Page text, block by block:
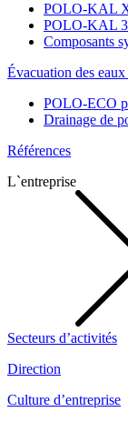
POLO-KAL
POLO-KAL
Composants
Évacuation des eaux
POLO-ECO
Drainage de
Références
L`entreprise
Secteurs d’activités
Direction
Culture d’entreprise